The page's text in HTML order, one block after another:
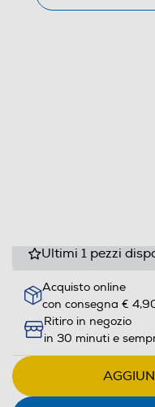
1
Ultimi 1 pezzi
Acquisto online
con consegna €
Ritiro in negozio
in 30 minuti e